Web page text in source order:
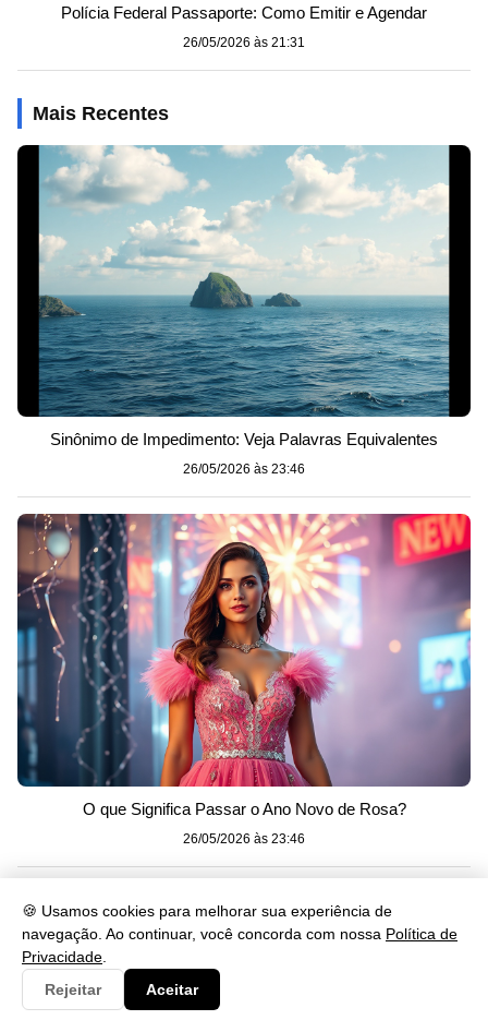
🍪 Usamos cookies para melhorar sua experiência de
navegação. Ao continuar, você concorda com nossa Política de
Privacidade
Rejeitar
Aceitar
Polícia Federal Passaporte: Como Emitir e Agendar
26/05/2026 às 21:31
Mais Recentes
Sinônimo de Impedimento: Veja Palavras Equivalentes
26/05/2026 às 23:46
O que Significa Passar o Ano Novo de Rosa?
26/05/2026 às 23:46